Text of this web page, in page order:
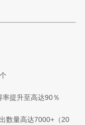
个
提升至高达90％
数量高达7000+（20